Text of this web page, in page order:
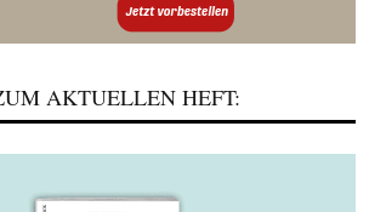
AKTUELLEN HEFT: